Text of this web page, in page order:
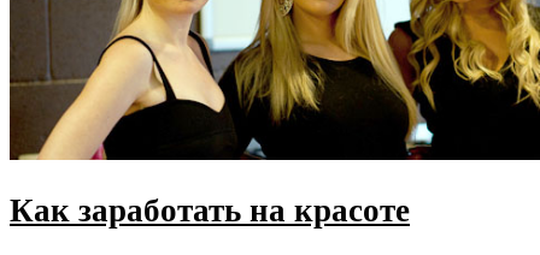
Как заработать на красоте